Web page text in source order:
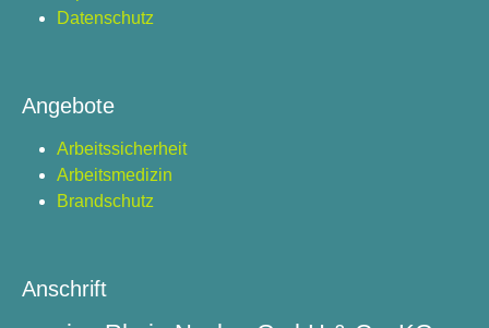
Datenschutz
Angebote
Arbeitssicherheit
Arbeitsmedizin
Brandschutz
Anschrift